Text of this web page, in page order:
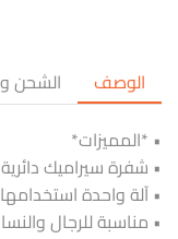
الوصف الشحن
• *المميزات*
• شفرة سيراميك
• آلة واحدة
• مناسبة للرجال